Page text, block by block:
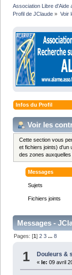
Association Libre d'Aide
Profil de JClaude » Voir
Infos du Profil
Voir les
Cette section vous
et fichiers joints) d'un
des zones
Messages
Sujets
Fichiers joints
Messages -
Pages: [1]2 3 ...8
1 Douleurs &
«le: 09 avril